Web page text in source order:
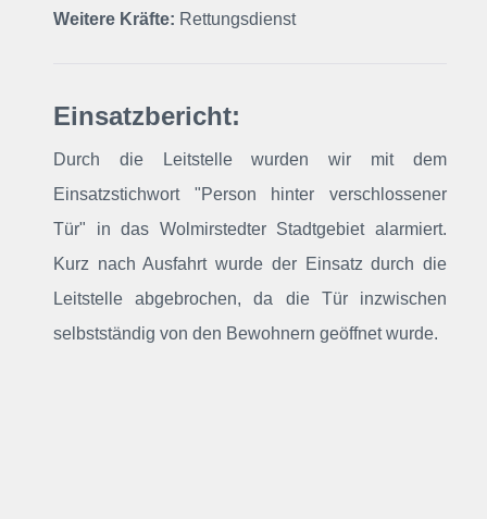
Weitere Kräfte: Rettungsdienst
Einsatzbericht:
Durch die Leitstelle wurden wir mit dem
Einsatzstichwort "Person hinter verschlossener
Tür" in das Wolmirstedter Stadtgebiet alarmiert.
Kurz nach Ausfahrt wurde der Einsatz durch die
Leitstelle abgebrochen, da die Tür inzwischen
selbstständig von den Bewohnern geöffnet wurde.